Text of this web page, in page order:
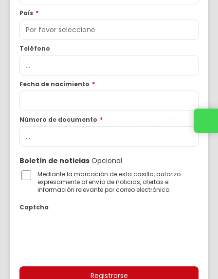
País *
Teléfono
Fecha de nacimiento *
Número de documento *
Boletín de noticias Opcional
Mediante la marcación de esta casilla, autorizo
expresamente al envío de noticias, ofertas e
información relevante por correo electrónico
Captcha
Registrarse